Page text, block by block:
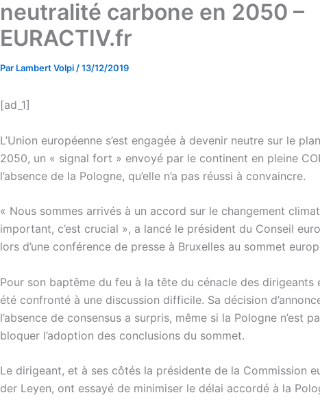
neutralité carbone en 2050 –
EURACTIV.fr
Par Lambert Volpi /13/12/2019
[ad_1]
L’Union européenne s’est engagée à devenir neutre sur le
2050, un « signal fort » envoyé par le continent en pleine
l’absence de la Pologne, qu’elle n’a pas réussi à convaincre.
« Nous sommes arrivés à un accord sur le changement
important, c’est crucial », a lancé le président du Conseil
lors d’une conférence de presse à Bruxelles au sommet
Pour son baptême du feu à la tête du cénacle des dirigeants
été confronté à une discussion difficile. Sa décision
l’absence de consensus a surpris, même si la Pologne n’est
bloquer l’adoption des conclusions du sommet.
Le dirigeant, et à ses côtés la présidente de la Commission
der Leyen, ont essayé de minimiser le délai accordé à la